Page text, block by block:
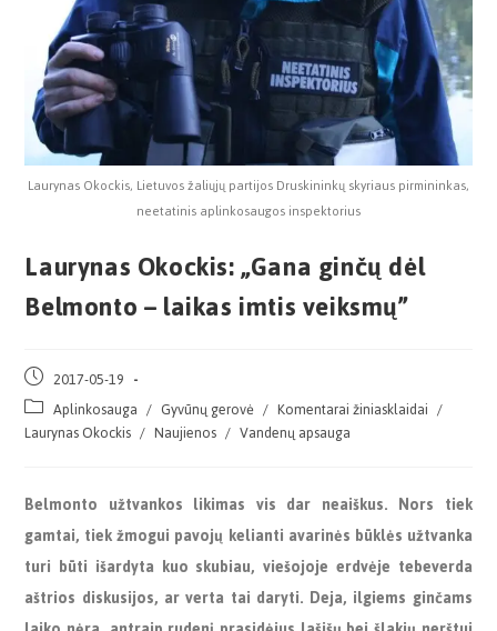
Laurynas Okockis, Lietuvos žaliųjų partijos Druskininkų skyriaus pirmininkas,
neetatinis aplinkosaugos inspektorius
Laurynas Okockis: „Gana ginčų dėl
Belmonto – laikas imtis veiksmų”
2017-05-19
Aplinkosauga / Gyvūnų gerovė / Komentarai žiniasklaidai /
Laurynas Okockis / Naujienos / Vandenų apsauga
Belmonto užtvankos likimas vis dar neaiškus. Nors tiek
gamtai, tiek žmogui pavojų kelianti avarinės būklės užtvanka
turi būti išardyta kuo skubiau, viešojoje erdvėje tebeverda
aštrios diskusijos, ar verta tai daryti. Deja, ilgiems ginčams